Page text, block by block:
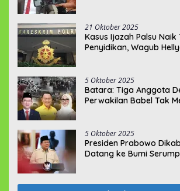
21 Oktober 2025
Kasus Ijazah Palsu Naik
Penyidikan, Wagub
5 Oktober 2025
Batara: Tiga Anggota
Perwakilan Babel Tak
5 Oktober 2025
Presiden Prabowo
Datang ke Bumi